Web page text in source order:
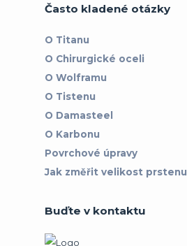
Často kladené otázky
O Titanu
O Chirurgické oceli
O Wolframu
O Tistenu
O Damasteel
O Karbonu
Povrchové úpravy
Jak změřit velikost prstenu
Buďte v kontaktu